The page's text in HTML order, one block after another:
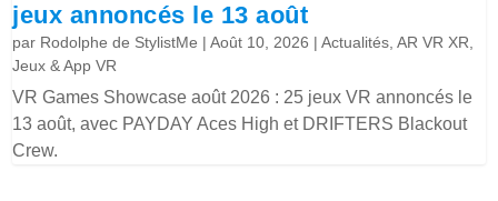
jeux annoncés le 13 août
par Rodolphe de StylistMe |Août 10, 2026 |Actualités,AR VR XR,
Jeux & App VR
VR Games Showcase août 2026 : 25 jeux VR annoncés le
13 août, avec PAYDAY Aces High et DRIFTERS Blackout
Crew.